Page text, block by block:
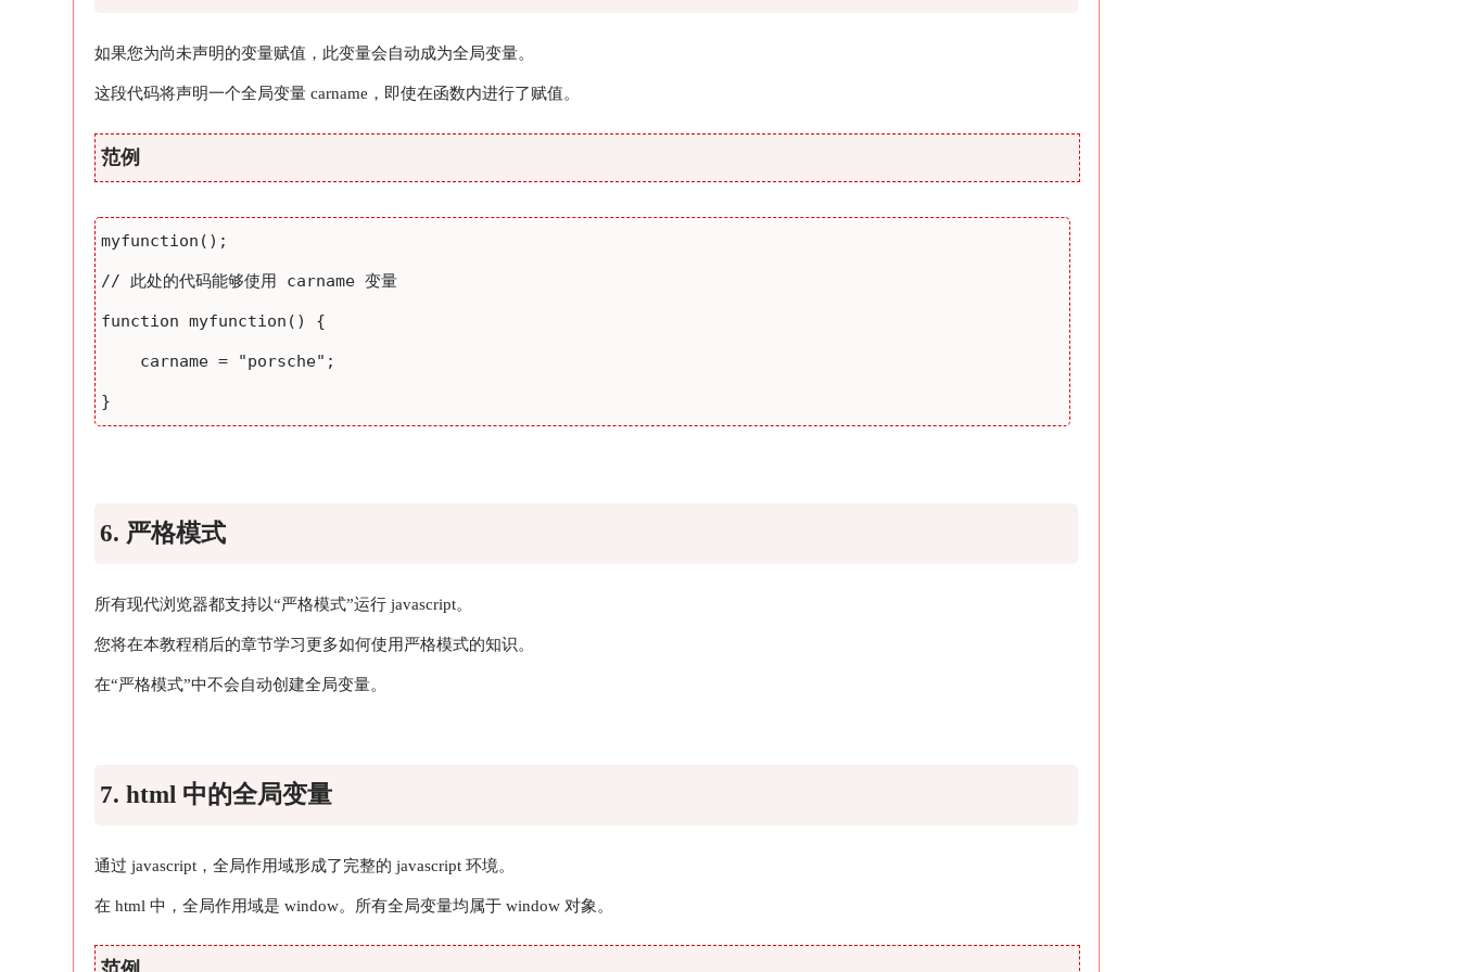
如果您为尚未声明的变量赋值，此变量会自动成为全局变量。
这段代码将声明一个全局变量 carname，即使在函数内进行了赋值。
范例
// 此处的代码能够使用 carname 变量
function myfunction() {
6. 严格模式
所有现代浏览器都支持以“严格模式”运行 javascript。
您将在本教程稍后的章节学习更多如何使用严格模式的知识。
在“严格模式”中不会自动创建全局变量。
7. html 中的全局变量
通过 javascript，全局作用域形成了完整的 javascript 环境。
在 html 中，全局作用域是 window。所有全局变量均属于 window 对象。